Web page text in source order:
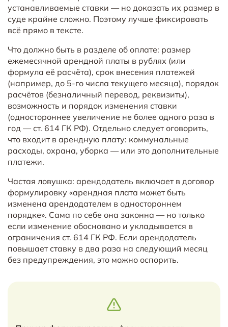
устанавливаемые ставки — но доказать их размер в
суде крайне сложно. Поэтому лучше фиксировать
всё прямо в тексте.
Что должно быть в разделе об оплате: размер
ежемесячной арендной платы в рублях (или
формула её расчёта), срок внесения платежей
(например, до 5-го числа текущего месяца), порядок
расчётов (безналичный перевод, реквизиты),
возможность и порядок изменения ставки
(одностороннее увеличение не более одного раза в
год — ст. 614 ГК РФ). Отдельно следует оговорить,
что входит в арендную плату: коммунальные
расходы, охрана, уборка — или это дополнительные
платежи.
Частая ловушка: арендодатель включает в договор
формулировку «арендная плата может быть
изменена арендодателем в одностороннем
порядке». Сама по себе она законна — но только
если изменение обосновано и укладывается в
ограничения ст. 614 ГК РФ. Если арендодатель
повышает ставку в два раза на следующий месяц
без предупреждения, это можно оспорить.